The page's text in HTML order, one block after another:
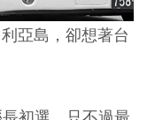
亞島，卻想著台